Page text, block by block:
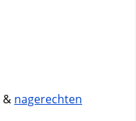
& nagerechten